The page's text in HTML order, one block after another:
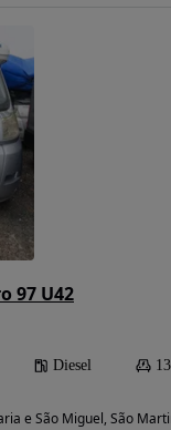
97 U42
Diesel
e São Miguel, São